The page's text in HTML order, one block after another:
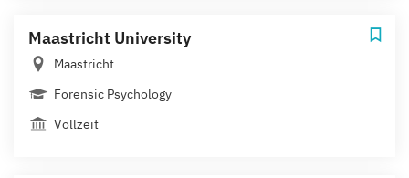
Maastricht University
Maastricht
Forensic Psychology
Vollzeit